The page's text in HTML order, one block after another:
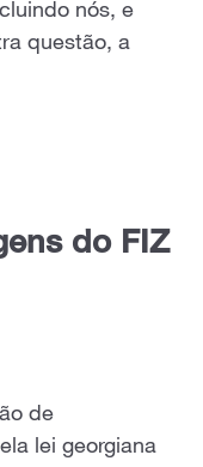
nós, e
questão, a
do FIZ
de
lei georgiana